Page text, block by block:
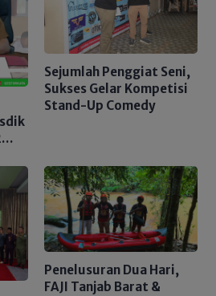
Sejumlah Penggiat Seni,
Sukses Gelar Kompetisi
Stand-Up Comedy
Penelusuran Dua Hari,
FAJI Tanjab Barat &